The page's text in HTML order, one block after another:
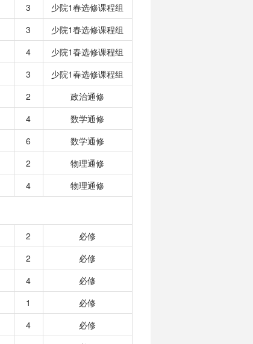
3
少院1春选修课程组
3
少院1春选修课程组
4
少院1春选修课程组
3
少院1春选修课程组
2
政治通修
4
数学通修
6
数学通修
2
物理通修
4 物理通修
2
必修
2
必修
4
必修
1
必修
4
必修